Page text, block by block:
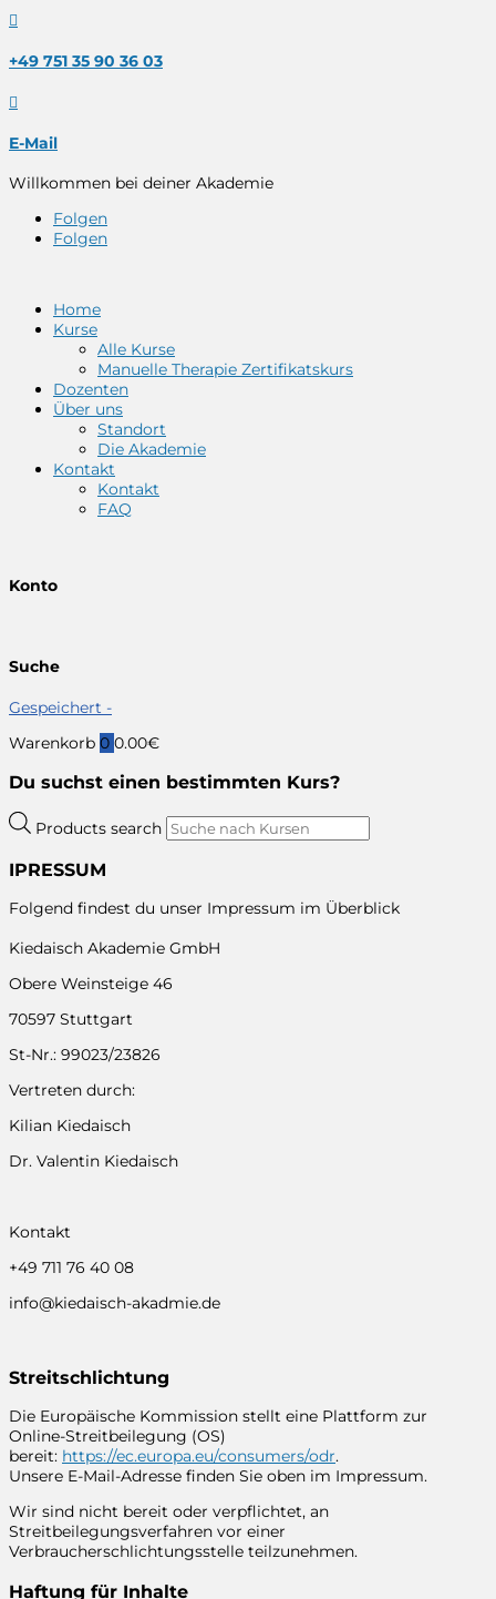

+49 751 35 90 36 03

E-Mail
Willkommen bei deiner Akademie
Folgen
Folgen
Home
Kurse
Alle Kurse
Manuelle Therapie Zertifikatskurs
Dozenten
Über uns
Standort
Die Akademie
Kontakt
Kontakt
FAQ
Konto
Suche
Gespeichert -
Warenkorb 0 0.00€
Du suchst einen bestimmten Kurs?
Products search
IPRESSUM
Folgend findest du unser Impressum im Überblick
Kiedaisch Akademie GmbH
Obere Weinsteige 46
70597 Stuttgart
St-Nr.: 99023/23826
Vertreten durch:
Kilian Kiedaisch
Dr. Valentin Kiedaisch
Kontakt
+49 711 76 40 08
info@kiedaisch-akadmie.de
Streitschlichtung
Die Europäische Kommission stellt eine Plattform zur
Online-Streitbeilegung (OS)
bereit: https://ec.europa.eu/consumers/odr.
Unsere E-Mail-Adresse finden Sie oben im Impressum.
Wir sind nicht bereit oder verpflichtet, an
Streitbeilegungsverfahren vor einer
Verbraucherschlichtungsstelle teilzunehmen.
Haftung für Inhalte